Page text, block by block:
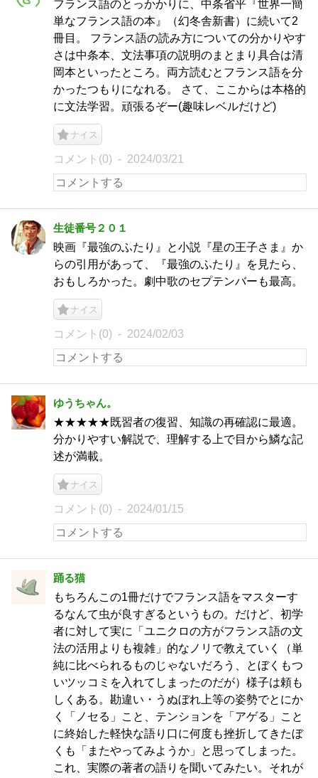
フランス語のとっかかりに、中条省平『世界一簡
単なフランス語の本』（幻冬舎新書）に続いて2
冊目。 フランス語の読み方についての分かりやす
さは中条本、文法事項の説明のまとまり具合は清
岡本といったところ。両方読むとフランス語を分
かったつもりになれる。 さて、ここからは本格的
に文法学習。頑張るぞー(趣味レベルだけど)
ナイス
コメント(0) 2024/03/21
生徒番号２０１
映画『最強のふたり』と小説『星の王子さま』か
らの引用があって、『最強のふたり』を見たら、
おもしろかった。劇中歌のセプテンバーも最高。
ナイス
コメント(0) 2024/02/03
ゆうちゃん。
★★★★★既習者の復習、知識の再確認に最適。
分かりやすい解説で、理解する上で目から鱗な記
述が満載。
ナイス
コメント(0) 2024/01/15
踊る猫
もちろんこの1冊だけでフランス語をマスターす
るなんて虫が良すぎるというもの。だけど、初学
者に対して実に「ユニクロの方がフランス語の文
法の活用よりも複雑」的なノリで教えていく（単
純に比べられるものじゃないだろう、とぼくもつ
いツッコミを入れてしまったのだが）様子は頼も
しくある。勘違い・うぬぼれ上等の姿勢でとにか
く「ノセる」こと、テンションを「アゲる」こと
に終始した軽快な語り口に何度も挫折してきたぼ
くも「またやってみようか」と思ってしまった。
これ、実際の著者の語りを聞いてみたい。それが